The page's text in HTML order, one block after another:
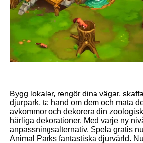
Bygg lokaler, rengör dina vägar,
djurpark, ta hand om dem och mata
avkommor och dekorera din
härliga dekorationer. Med varje ny
anpassningsalternativ. Spela gratis
Animal Parks fantastiska djurvärld.